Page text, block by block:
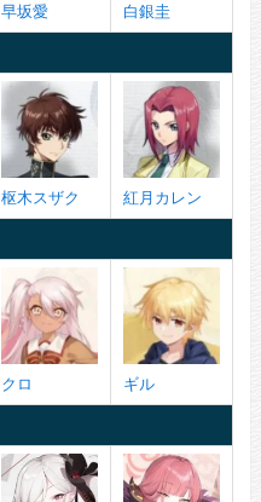
早坂愛 白銀圭
枢木スザク 紅月カレン
クロ ギル